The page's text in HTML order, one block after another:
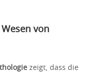
von
zeigt, dass die